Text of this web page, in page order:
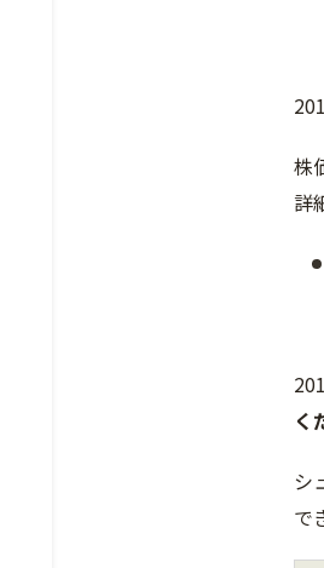
株
詳
く
シ
で